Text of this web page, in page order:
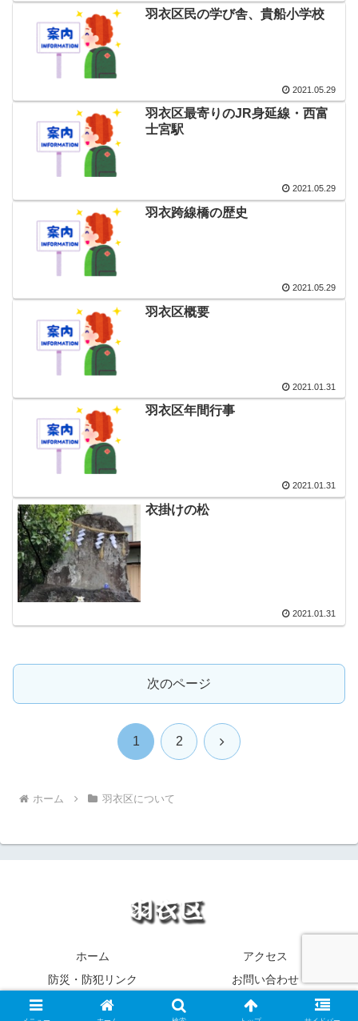
羽衣区民の学び舎、貴船小学校
2021.05.29
羽衣区最寄りのJR身延線・西富
士宮駅
2021.05.29
羽衣跨線橋の歴史
2021.05.29
羽衣区概要
2021.01.31
羽衣区年間行事
2021.01.31
衣掛けの松
2021.01.31
次のページ
1 2 次
ホーム 羽衣区について
ホーム
アクセス
防災・防犯リンク
お問い合わせ
© 2020 羽衣 富士宮市羽衣区.